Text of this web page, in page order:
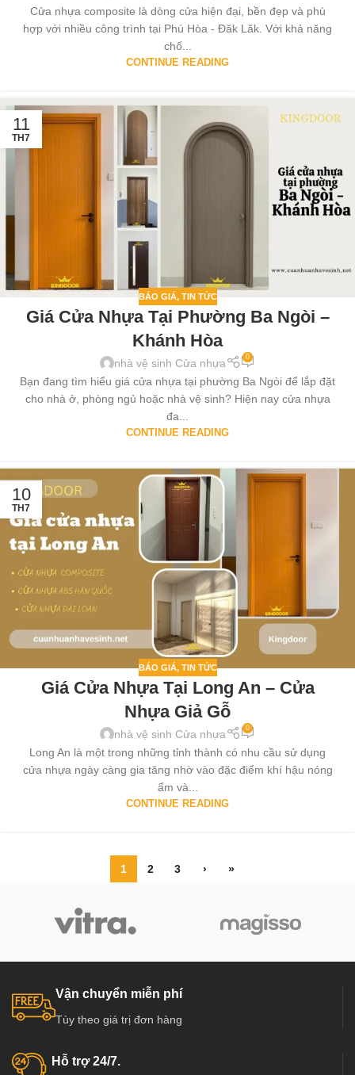
Cửa nhựa composite là dòng cửa hiện đại, bền đẹp và phù
hợp với nhiều công trình tại Phú Hòa - Đăk Lăk. Với khả năng
chố...
CONTINUE READING
11
TH7
BÁO GIÁ, TIN TỨC
Giá Cửa Nhựa Tại Phường Ba Ngòi –
Khánh Hòa
nhà vệ sinh Cửa nhựa 0
Bạn đang tìm hiểu giá cửa nhựa tại phường Ba Ngòi để lắp đặt
cho nhà ở, phòng ngủ hoặc nhà vệ sinh? Hiện nay cửa nhựa
đa...
CONTINUE READING
10
TH7
BÁO GIÁ, TIN TỨC
Giá Cửa Nhựa Tại Long An – Cửa
Nhựa Giả Gỗ
nhà vệ sinh Cửa nhựa 0
Long An là một trong những tỉnh thành có nhu cầu sử dụng
cửa nhựa ngày càng gia tăng nhờ vào đặc điểm khí hậu nóng
ẩm và...
CONTINUE READING
1 2 3 › »
Vận chuyển miễn phí
Tùy theo giá trị đơn hàng
Hỗ trợ 24/7.